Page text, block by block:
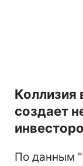
Коллизия
создает
По данным